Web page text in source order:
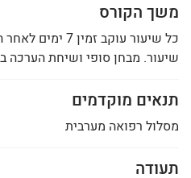
משך הקורס
כל שיעור עוקב
שיעור. מבחן סופי ושיחת הערכה
תנאים מוקדמים
מסלול רפואה מערבית
תעודה